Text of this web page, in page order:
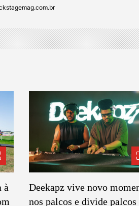
à
Deekapz vive novo
nos palcos e divide palcos